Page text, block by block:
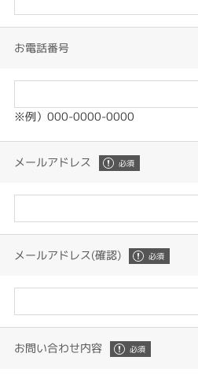
お電話番号
※例）000-0000-0000
メールアドレス
メールアドレス(確認)
お問い合わせ内容